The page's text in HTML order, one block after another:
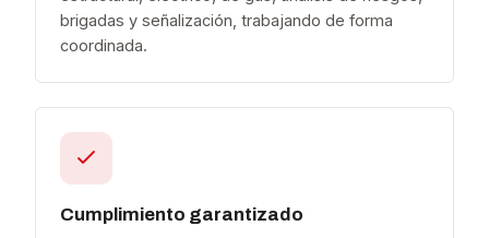
brigadas y señalización, trabajando de forma
coordinada.
Cumplimiento garantizado